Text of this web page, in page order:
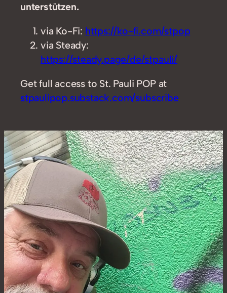
unterstützen.
via Ko-Fi: https://ko-fi.com/stpop
via Steady:
https://steady.page/de/stpauli/
Get full access to St. Pauli POP at
stpaulipop.substack.com/subscribe